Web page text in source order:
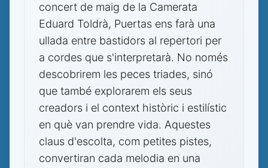
concert de maig de la Camerata
Eduard Toldrà, Puertas ens farà una
ullada entre bastidors al repertori per
a cordes que s'interpretarà. No només
descobrirem les peces triades, sinó
que també explorarem els seus
creadors i el context històric i estilístic
en què van prendre vida. Aquestes
claus d'escolta, com petites pistes,
convertiran cada melodia en una